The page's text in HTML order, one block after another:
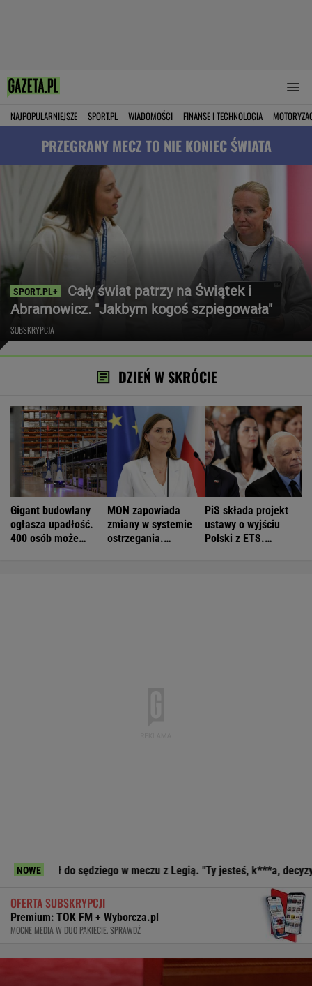
NAJPOPULARNIEJSZE SPORT.PL WIADOMOŚCI FINANSE I TECHNOLOGIA
PRZEGRANY MECZ TO NIE KONIEC ŚWIATA
Cały świat patrzy na Świątek i
Abramowicz. "Jakbym kogoś szpiegowała"
SUBSKRYPCJA
DZIEŃ W SKRÓCIE
Gigant budowlany
ogłasza upadłość.
400 osób może
MON zapowiada
zmiany w systemie
ostrzegania.
PiS składa projekt
ustawy o wyjściu
Polski z ETS.
NOWE
do sędziego w meczu z Legią. "Ty jesteś, k***a, decyzyjny"
OFERTA SUBSKRYPCJI
Premium: TOK FM + Wyborcza.pl
MOCNE MEDIA W DUO PAKIECIE. SPRAWDŹ